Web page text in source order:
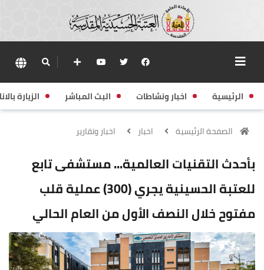
الرئيسية اخبار ونشاطات البث المباشر الزيارة
الصفحة الرئيسية اخبار اخبار وتقارير
بأحدث التقنيات العالمية... مستشفى تابع
للعتبة الحسينية يجري (300) عملية قلب
مفتوح خلال النصف الأول من العام الحالي